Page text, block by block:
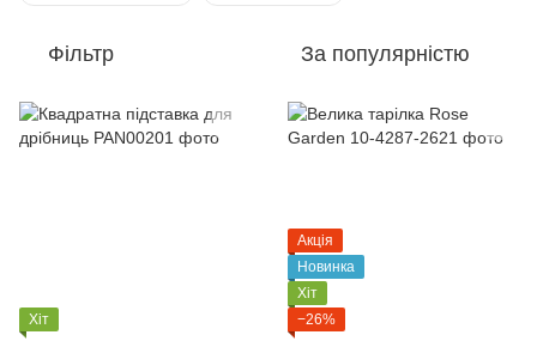
Фільтр За популярністю
Хіт
Акція
Новинка
Хіт
−26%